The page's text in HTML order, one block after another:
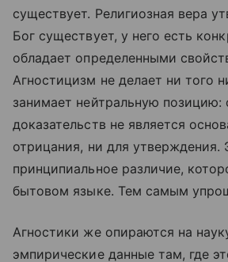
существует. Религиозная вера
Бог существует, у него есть
обладает определенными
Агностицизм не делает ни того
занимает нейтральную позицию:
доказательств не является
отрицания, ни для утверждения.
принципиальное различие,
бытовом языке. Тем самым
Агностики же опираются на
эмпирические данные там, где